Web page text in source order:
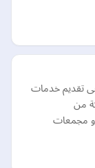
فى تقديم خدمات
من
و مجمعات